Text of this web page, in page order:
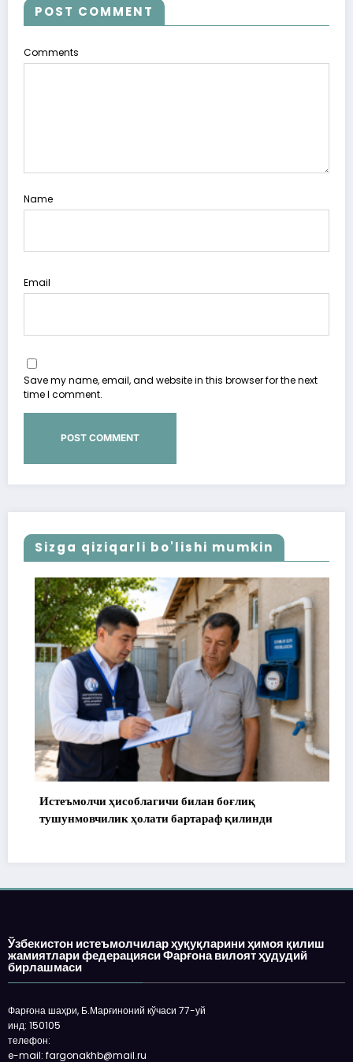
POST COMMENT
Comments
Name
Email
Save my name, email, and website in this browser for the next
time I comment.
Sizga qiziqarli bo'lishi mumkin
Истеъмолчи ҳисоблагичи билан боғлиқ
тушунмовчилик ҳолати бартараф қилинди
Ўзбекистон истеъмолчилар ҳуқуқларини ҳимоя қилиш
жамиятлари федерацияси Фарғона вилоят ҳудудий
бирлашмаси
Фарғона шаҳри, Б.Марғиноний кўчаси 77-уй
инд: 150105
телефон:
e-mail: fargonakhb@mail.ru